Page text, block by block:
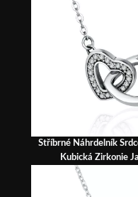
Stříbrné Náhrdelník
Kubická Zirkonie